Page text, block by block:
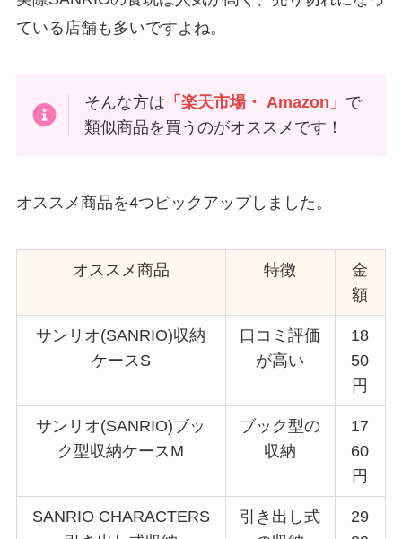
ている店舗も多いですよね。
そんな方は 「楽天市場・ Amazon」 で
類似商品を買うのがオススメです！
オススメ商品を4つピックアップしました。
オススメ商品 特徴
金
額
サンリオ(SANRIO)収納
ケースS
口コミ評価
が高い
18
50
円
サンリオ(SANRIO)ブッ
ク型収納ケースM
ブック型の
収納
17
60
円
SANRIO CHARACTERS
引き出し式
29